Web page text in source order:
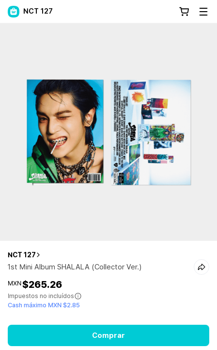
NCT 127
NCT 127
1st Mini Album SHALALA (Collector Ver.)
MXN$265.26
Impuestos no incluídos
Cash máximo MXN $2.85
Comprar